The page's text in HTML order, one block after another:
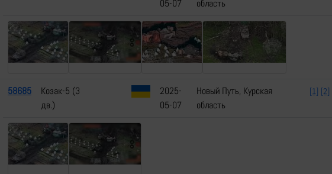
05-07
область
58685
Козак-5 (3
дв.)
2025-
05-07
Новый Путь, Курская
область
[1] [2]